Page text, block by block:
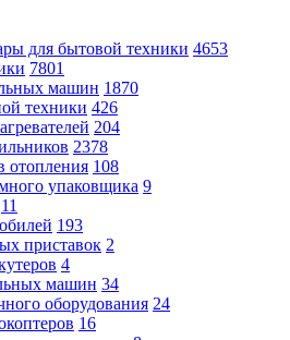
для бытовой техники 4653
7801
машин 1870
техники 426
204
2378
отопления 108
упаковщика 9
11
193
приставок 2
4
машин 34
оборудования 24
16